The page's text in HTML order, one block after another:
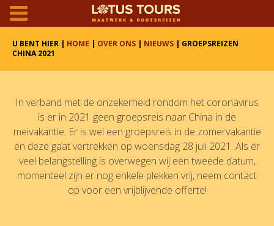
U BENT HIER | HOME | OVER ONS | NIEUWS | GROEPSREIZEN
CHINA 2021
In verband met de onzekerheid rondom het coronavirus
is er in 2021 geen groepsreis naar China in de
meivakantie. Er is wel een groepsreis in de zomervakantie
en deze gaat vertrekken op woensdag 28 juli 2021. Als er
veel belangstelling is overwegen wij een tweede datum,
momenteel zijn er nog enkele plekken vrij, neem contact
op voor een vrijblijvende offerte!